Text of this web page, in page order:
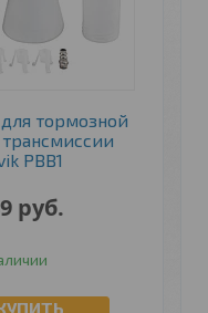
тормозной
PBB1
руб.